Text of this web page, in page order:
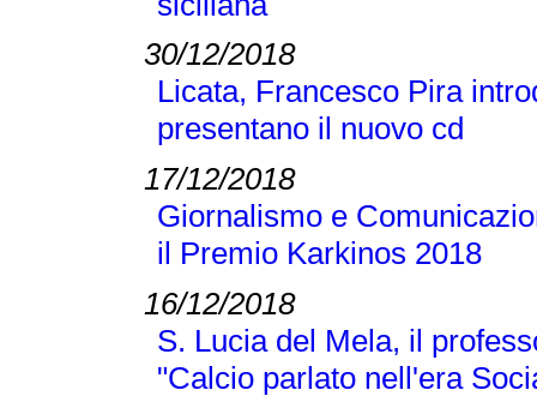
30/12/2018
Licata, Francesco Pira
presentano il nuovo cd
17/12/2018
Giornalismo e
il Premio Karkinos 2018
16/12/2018
S. Lucia del Mela, il
"Calcio parlato nell'era